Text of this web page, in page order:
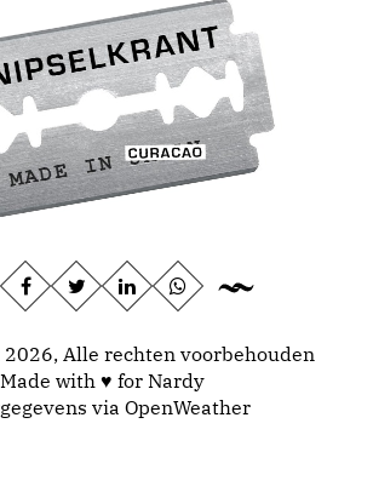
Alle rechten voorbehouden
Made with ♥ for Nardy
via OpenWeather